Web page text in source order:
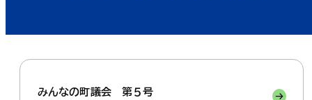
みんなの町議会 第５号